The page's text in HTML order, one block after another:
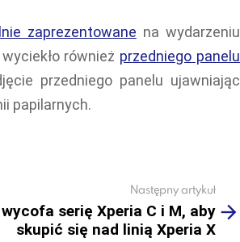
zaprezentowane na wydarzeniu
również przedniego panelu
przedniego panelu ujawniając
papilarnych.
Następny artykuł
serię Xperia C i M, aby
skupić się nad linią Xperia X